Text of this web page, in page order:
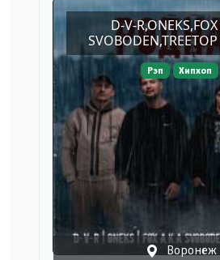
D-V-
Рэп Хипхоп
Воронеж